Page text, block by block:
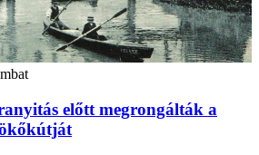
előtt megrongálták a